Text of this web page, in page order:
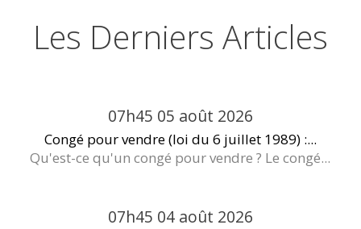
Les Derniers Articles
07h45 05 août 2026
Congé pour vendre (loi du 6 juillet 1989) :...
Qu'est-ce qu'un congé pour vendre ? Le congé...
07h45 04 août 2026